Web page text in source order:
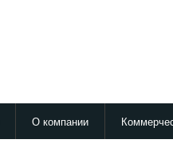
О компании